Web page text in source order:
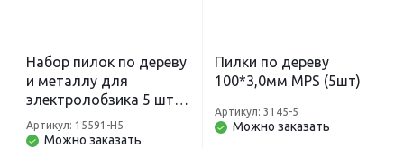
Набор пилок по дереву
и металлу для
электролобзика 5 шт с
EU-хвостовиком ЗУБР
"ПРОФИ"
Можно заказать
Артикул: 15591-H5
Пилки по дереву
100*3,0мм MPS (5шт)
Можно заказать
Артикул: 3145-5